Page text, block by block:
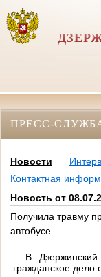
ПРЕСС-
Новости
Контактная
Новость от
Получила травму
автобусе
В
гражданское дело